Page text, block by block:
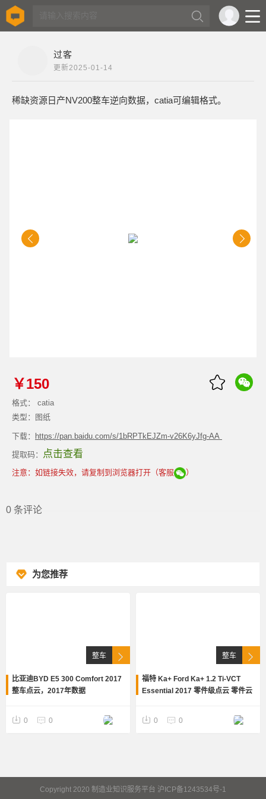
过客
更新2025-01-14
稀缺资源日产NV200整车逆向数据，catia可编辑格式。
￥150
格式： catia
类型：图纸
下载： https://pan.baidu.com/s/1bRPTkEJZm-v26K6yJfg-AA
提取码： 点击查看
注意：如链接失效，请复制到浏览器打开（客服 ）
0 条评论
为您推荐
整车
比亚迪BYD E5 300 Comfort 2017
整车点云，2017年数据
0 0
整车
福特 Ka+ Ford Ka+ 1.2 Ti-VCT
Essential 2017 零件级点云 零件云
0 0
Copyright 2020 制造业知识服务平台 沪ICP备1243534号-1